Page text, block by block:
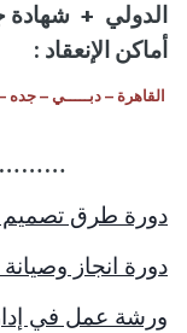
الدولي + شهادة
أماكن الإنعقاد :
القاهرة – دبـــــي –
دورة طرق تصميم
دورة انجاز وصيانة
ورشة عمل في